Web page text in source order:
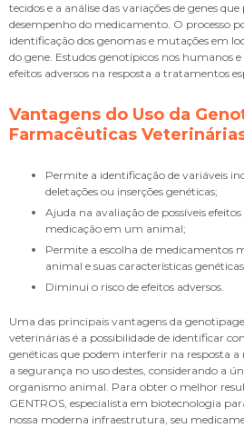
tecidos e a análise das variações de genes
desempenho do medicamento. O processo
identificação dos genomas e mutações em
do gene. Estudos genotípicos nos humanos
efeitos adversos na resposta a tratamentos
Vantagens do Uso da
Farmacêuticas
Permite a identificação de variáveis individuais, como mutações,
deletações ou inserções genéticas;
Ajuda na avaliação de possíveis efeitos indesejados de uma
medicação em um animal;
Permite a escolha de medicamentos mais adequados para cada
animal e suas características
Diminui o risco de efeitos adversos.
Uma das principais vantagens da
veterinárias é a possibilidade de identificar
genéticas que podem interferir na resposta
a segurança no uso destes, considerando a
organismo animal. Para obter o melhor
GENTROS, especialista em biotecnologia
nossa moderna infraestrutura, seu